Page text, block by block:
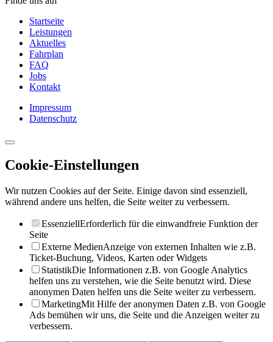
Startseite
Leistungen
Aktuelles
Fahrplan
FAQ
Jobs
Kontakt
Impressum
Datenschutz
Cookie-Einstellungen
Wir nutzen Cookies auf der Seite. Einige davon sind essenziell,
während andere uns helfen, die Seite weiter zu verbessern.
EssenziellErforderlich für die einwandfreie Funktion der
Seite
Externe MedienAnzeige von externen Inhalten wie z.B.
Ticket-Buchung, Videos, Karten oder Widgets
StatistikDie Informationen z.B. von Google Analytics
helfen uns zu verstehen, wie die Seite benutzt wird. Diese
anonymen Daten helfen uns die Seite weiter zu verbessern.
MarketingMit Hilfe der anonymen Daten z.B. von Google
Ads bemühen wir uns, die Seite und die Anzeigen weiter zu
verbessern.